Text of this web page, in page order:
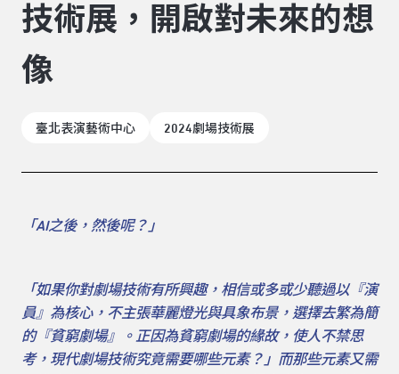
技術展，開啟對未來的想
像
臺北表演藝術中心 2024劇場技術展
「AI之後，然後呢？」
「如果你對劇場技術有所興趣，相信或多或少聽過以『演
員』為核心，不主張華麗燈光與具象布景，選擇去繁為簡
的『貧窮劇場』。正因為貧窮劇場的緣故，使人不禁思
考，現代劇場技術究竟需要哪些元素？」而那些元素又需